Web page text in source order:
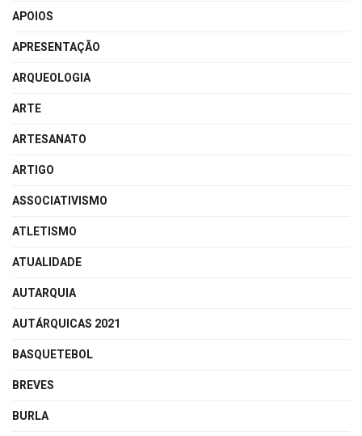
APOIOS
APRESENTAÇÃO
ARQUEOLOGIA
ARTE
ARTESANATO
ARTIGO
ASSOCIATIVISMO
ATLETISMO
ATUALIDADE
AUTARQUIA
AUTÁRQUICAS 2021
BASQUETEBOL
BREVES
BURLA